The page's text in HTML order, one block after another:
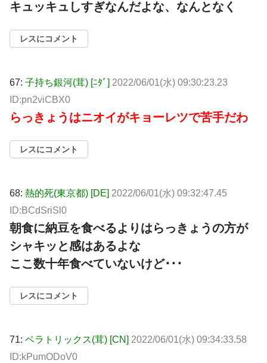
キュッキュしすぎなんだよな、なんとなく
レスにコメント
67: 子持ち銀河(茸) [ﾆﾀﾞ] 2022/06/01(水) 09:30:23.23
ID:pn2viCBX0
らっきょうはニオイがキョーレツで苦手だわ
レスにコメント
68: 熱的死(東京都) [DE] 2022/06/01(水) 09:32:47.45
ID:BCdSriSl0
朝食に納豆を食べるよりはらっきょうの方が
シャキッと感はあるよな
ここ数十年食べていないけど･･･
レスにコメント
71: ベラトリックス(茸) [CN] 2022/06/01(水) 09:34:33.58
ID:kPumODoV0